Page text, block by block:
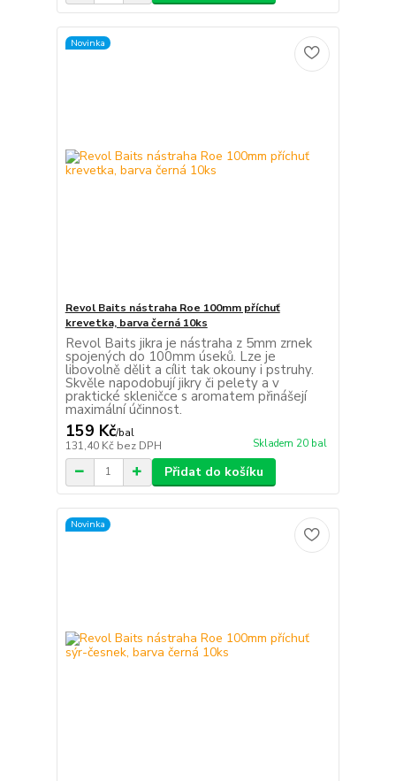
Novinka
Revol Baits nástraha Roe 100mm příchuť
krevetka, barva černá 10ks
Revol Baits jikra je nástraha z 5mm zrnek
spojených do 100mm úseků. Lze je
libovolně dělit a cílit tak okouny i pstruhy.
Skvěle napodobují jikry či pelety a v
praktické skleničce s aromatem přinášejí
maximální účinnost.
159 Kč/bal
131,40 Kč bez DPH Skladem 20 bal
Přidat do košíku
Novinka